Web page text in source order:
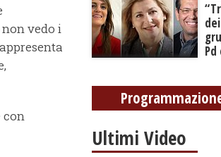
vedo i
con
Ultimi Video